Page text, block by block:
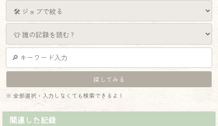
※ 全部選択・入力しなくても検索できるよ！
関連した記録